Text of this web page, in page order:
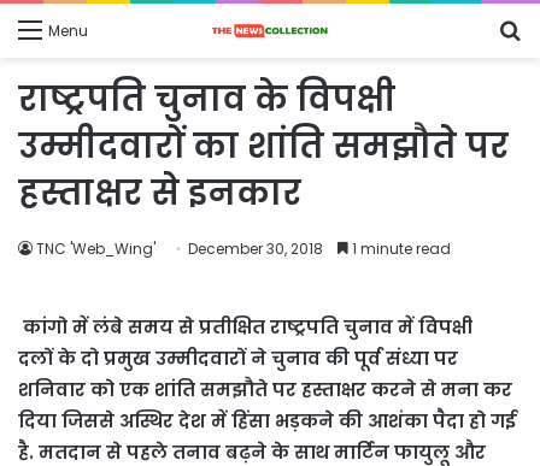
Menu
राष्ट्रपति चुनाव के विपक्षी
उम्मीदवारों का शांति समझौते पर
हस्ताक्षर से इनकार
TNC 'Web_Wing' December 30, 2018 1 minute read
कांगो में लंबे समय से प्रतीक्षित राष्ट्रपति चुनाव में विपक्षी
दलों के दो प्रमुख उम्मीदवारों ने चुनाव की पूर्व संध्या पर
शनिवार को एक शांति समझौते पर हस्ताक्षर करने से मना कर
दिया जिससे अस्थिर देश में हिंसा भड़कने की आशंका पैदा हो गई
है. मतदान से पहले तनाव बढ़ने के साथ मार्टिन फायुलू और